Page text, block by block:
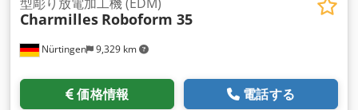
す。 弊社では喜んで機械の試運転や操作説明書の提供をさせて
- クランプ装置
Nürtingen 9,329 km
Charmilles Roboform 35
価格情報 電話する